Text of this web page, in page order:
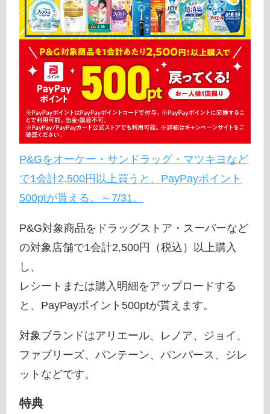
P&Gをオーケー・サンドラッグ・マツキヨなど
で1会計2,500円以上買うと、PayPayポイント
500ptが貰える。～7/31。
P&G対象商品をドラッグストア・スーパーなど
の対象店舗で1会計2,500円（税込）以上購入
し、
レシートまたは購入明細をアップロードする
と、PayPayポイント500ptが貰えます。
対象ブランドはアリエール、レノア、ジョイ、
ファブリーズ、パンテーン、パンパース、ジレ
ットなどです。
特典